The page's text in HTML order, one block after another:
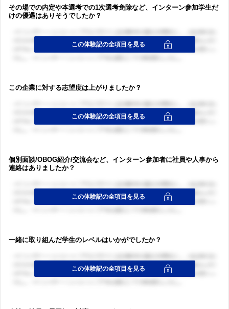
その場での内定や本選考での1次選考免除など、インターン参加学生だ
けの優遇はありそうでしたか？
この企業に対する志望度は上がりましたか？
個別面談/OBOG紹介/交流会など、インターン参加者に社員や人事から
連絡はありましたか？
一緒に取り組んだ学生のレベルはいかがでしたか？